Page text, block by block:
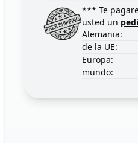
*** Te
usted un
Alemania:
de la UE:
Europa:
mundo: